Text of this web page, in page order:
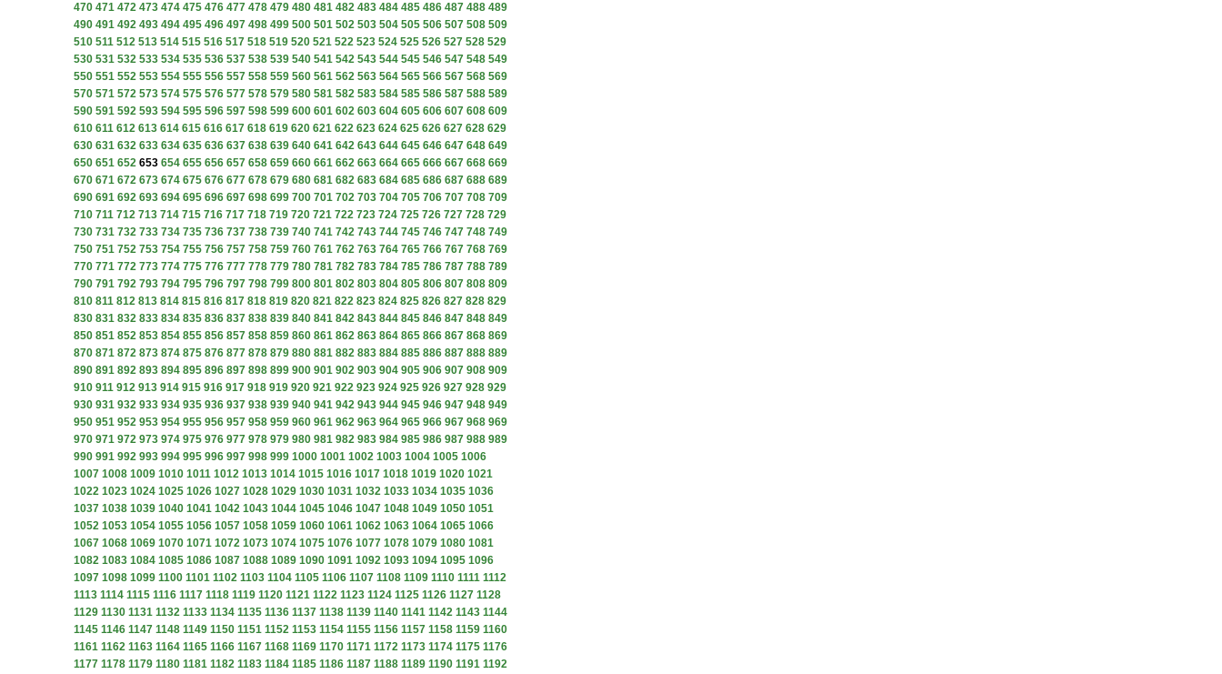
470 471 472 473 474 475 476 477 478 479 480 481 482 483 484 485 486 487 488 489
490 491 492 493 494 495 496 497 498 499 500 501 502 503 504 505 506 507 508 509
510 511 512 513 514 515 516 517 518 519 520 521 522 523 524 525 526 527 528 529
530 531 532 533 534 535 536 537 538 539 540 541 542 543 544 545 546 547 548 549
550 551 552 553 554 555 556 557 558 559 560 561 562 563 564 565 566 567 568 569
570 571 572 573 574 575 576 577 578 579 580 581 582 583 584 585 586 587 588 589
590 591 592 593 594 595 596 597 598 599 600 601 602 603 604 605 606 607 608 609
610 611 612 613 614 615 616 617 618 619 620 621 622 623 624 625 626 627 628 629
630 631 632 633 634 635 636 637 638 639 640 641 642 643 644 645 646 647 648 649
650 651 652 653 654 655 656 657 658 659 660 661 662 663 664 665 666 667 668 669
670 671 672 673 674 675 676 677 678 679 680 681 682 683 684 685 686 687 688 689
690 691 692 693 694 695 696 697 698 699 700 701 702 703 704 705 706 707 708 709
710 711 712 713 714 715 716 717 718 719 720 721 722 723 724 725 726 727 728 729
730 731 732 733 734 735 736 737 738 739 740 741 742 743 744 745 746 747 748 749
750 751 752 753 754 755 756 757 758 759 760 761 762 763 764 765 766 767 768 769
770 771 772 773 774 775 776 777 778 779 780 781 782 783 784 785 786 787 788 789
790 791 792 793 794 795 796 797 798 799 800 801 802 803 804 805 806 807 808 809
810 811 812 813 814 815 816 817 818 819 820 821 822 823 824 825 826 827 828 829
830 831 832 833 834 835 836 837 838 839 840 841 842 843 844 845 846 847 848 849
850 851 852 853 854 855 856 857 858 859 860 861 862 863 864 865 866 867 868 869
870 871 872 873 874 875 876 877 878 879 880 881 882 883 884 885 886 887 888 889
890 891 892 893 894 895 896 897 898 899 900 901 902 903 904 905 906 907 908 909
910 911 912 913 914 915 916 917 918 919 920 921 922 923 924 925 926 927 928 929
930 931 932 933 934 935 936 937 938 939 940 941 942 943 944 945 946 947 948 949
950 951 952 953 954 955 956 957 958 959 960 961 962 963 964 965 966 967 968 969
970 971 972 973 974 975 976 977 978 979 980 981 982 983 984 985 986 987 988 989
990 991 992 993 994 995 996 997 998 999 1000 1001 1002 1003 1004 1005 1006
1007 1008 1009 1010 1011 1012 1013 1014 1015 1016 1017 1018 1019 1020 1021
1022 1023 1024 1025 1026 1027 1028 1029 1030 1031 1032 1033 1034 1035 1036
1037 1038 1039 1040 1041 1042 1043 1044 1045 1046 1047 1048 1049 1050 1051
1052 1053 1054 1055 1056 1057 1058 1059 1060 1061 1062 1063 1064 1065 1066
1067 1068 1069 1070 1071 1072 1073 1074 1075 1076 1077 1078 1079 1080 1081
1082 1083 1084 1085 1086 1087 1088 1089 1090 1091 1092 1093 1094 1095 1096
1097 1098 1099 1100 1101 1102 1103 1104 1105 1106 1107 1108 1109 1110 1111 1112
1113 1114 1115 1116 1117 1118 1119 1120 1121 1122 1123 1124 1125 1126 1127 1128
1129 1130 1131 1132 1133 1134 1135 1136 1137 1138 1139 1140 1141 1142 1143 1144
1145 1146 1147 1148 1149 1150 1151 1152 1153 1154 1155 1156 1157 1158 1159 1160
1161 1162 1163 1164 1165 1166 1167 1168 1169 1170 1171 1172 1173 1174 1175 1176
1177 1178 1179 1180 1181 1182 1183 1184 1185 1186 1187 1188 1189 1190 1191 1192